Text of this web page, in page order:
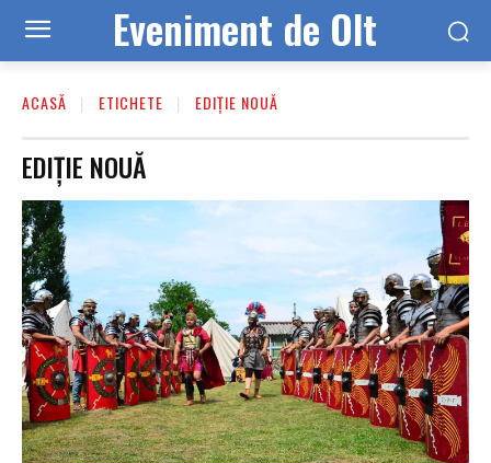
Eveniment de Olt
ACASĂ ETICHETE EDIȚIE NOUĂ
EDIȚIE NOUĂ